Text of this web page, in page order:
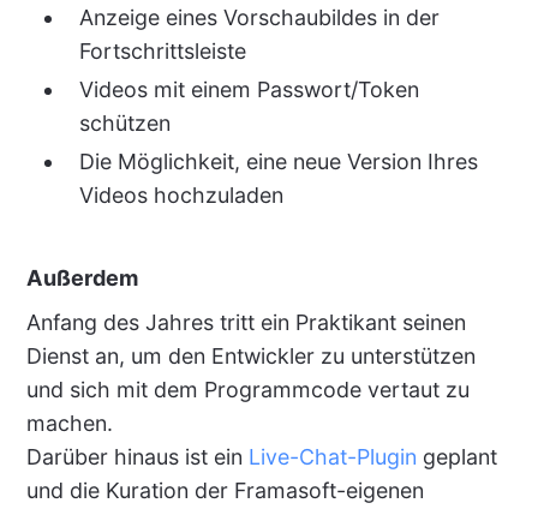
Anzeige eines Vorschaubildes in der
Fortschrittsleiste
Videos mit einem Passwort/Token
schützen
Die Möglichkeit, eine neue Version Ihres
Videos hochzuladen
Außerdem
Anfang des Jahres tritt ein Praktikant seinen
Dienst an, um den Entwickler zu unterstützen
und sich mit dem Programmcode vertaut zu
machen.
Darüber hinaus ist ein Live-Chat-Plugin geplant
und die Kuration der Framasoft-eigenen